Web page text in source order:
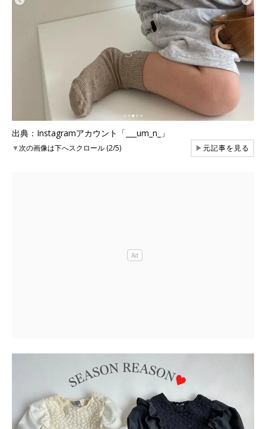
出典：Instagramアカウント「___um_n_」
▼次の画像は下へスクロール (2/5) ▶元記事を見る